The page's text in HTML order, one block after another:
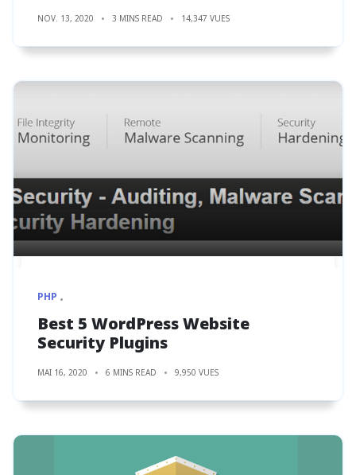
NOV. 13, 2020 3 MINS READ 14,347 VUES
PHP
Best 5 WordPress Website
Security Plugins
MAI 16, 2020 6 MINS READ 9,950 VUES